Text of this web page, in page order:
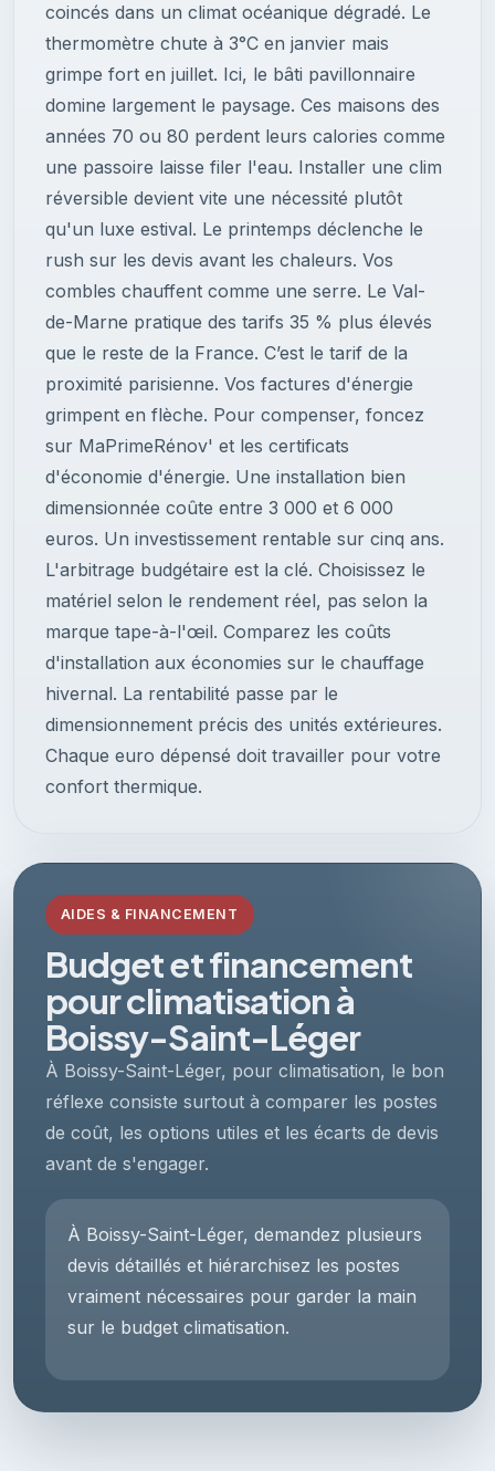
coincés dans un climat océanique dégradé. Le
thermomètre chute à 3°C en janvier mais
grimpe fort en juillet. Ici, le bâti pavillonnaire
domine largement le paysage. Ces maisons des
années 70 ou 80 perdent leurs calories comme
une passoire laisse filer l'eau. Installer une clim
réversible devient vite une nécessité plutôt
qu'un luxe estival. Le printemps déclenche le
rush sur les devis avant les chaleurs. Vos
combles chauffent comme une serre. Le Val-
de-Marne pratique des tarifs 35 % plus élevés
que le reste de la France. C’est le tarif de la
proximité parisienne. Vos factures d'énergie
grimpent en flèche. Pour compenser, foncez
sur MaPrimeRénov' et les certificats
d'économie d'énergie. Une installation bien
dimensionnée coûte entre 3 000 et 6 000
euros. Un investissement rentable sur cinq ans.
L'arbitrage budgétaire est la clé. Choisissez le
matériel selon le rendement réel, pas selon la
marque tape-à-l'œil. Comparez les coûts
d'installation aux économies sur le chauffage
hivernal. La rentabilité passe par le
dimensionnement précis des unités extérieures.
Chaque euro dépensé doit travailler pour votre
confort thermique.
AIDES & FINANCEMENT
Budget et financement
pour climatisation à
Boissy-Saint-Léger
À Boissy-Saint-Léger, pour climatisation, le bon
réflexe consiste surtout à comparer les postes
de coût, les options utiles et les écarts de devis
avant de s'engager.
À Boissy-Saint-Léger, demandez plusieurs
devis détaillés et hiérarchisez les postes
vraiment nécessaires pour garder la main
sur le budget climatisation.